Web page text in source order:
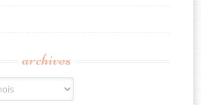
archives